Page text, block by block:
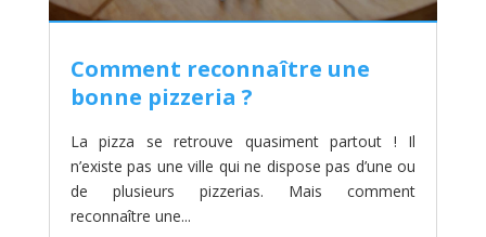
Comment reconnaître une
bonne pizzeria ?
La pizza se retrouve quasiment partout ! Il
n’existe pas une ville qui ne dispose pas d’une ou
de plusieurs pizzerias. Mais comment
reconnaître une...